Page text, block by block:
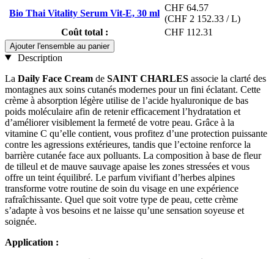
Bio Thai Vitality Serum Vit-E, 30 ml
CHF 64.57
(CHF 2 152.33 / L)
Coût total :
CHF 112.31
Ajouter l'ensemble au panier
Description
La Daily Face Cream de SAINT CHARLES associe la clarté des
montagnes aux soins cutanés modernes pour un fini éclatant. Cette
crème à absorption légère utilise de l’acide hyaluronique de bas
poids moléculaire afin de retenir efficacement l’hydratation et
d’améliorer visiblement la fermeté de votre peau. Grâce à la
vitamine C qu’elle contient, vous profitez d’une protection puissante
contre les agressions extérieures, tandis que l’ectoine renforce la
barrière cutanée face aux polluants. La composition à base de fleur
de tilleul et de mauve sauvage apaise les zones stressées et vous
offre un teint équilibré. Le parfum vivifiant d’herbes alpines
transforme votre routine de soin du visage en une expérience
rafraîchissante. Quel que soit votre type de peau, cette crème
s’adapte à vos besoins et ne laisse qu’une sensation soyeuse et
soignée.
Application :